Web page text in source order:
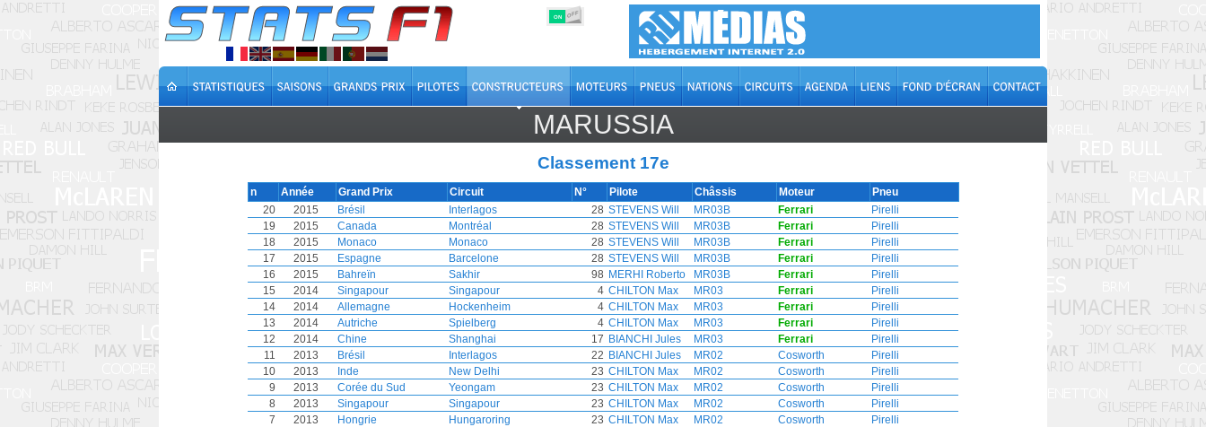
ON OFF
MARUSSIA
Classement 17e
n Année Grand Prix Circuit N° Pilote Châssis Moteur
Pneu
20
2015 Brésil Interlagos 28 STEVENS Will MR03B Ferrari
Pirelli
19
2015 Canada Montréal 28 STEVENS Will MR03B Ferrari
Pirelli
18
2015 Monaco Monaco 28 STEVENS Will MR03B Ferrari
Pirelli
17
2015 Espagne Barcelone 28 STEVENS Will MR03B Ferrari
Pirelli
16
2015 Bahreïn Sakhir 98 MERHI Roberto MR03B Ferrari
Pirelli
15
2014 Singapour Singapour 4 CHILTON Max MR03 Ferrari
Pirelli
14
2014 Allemagne Hockenheim 4 CHILTON Max MR03 Ferrari
Pirelli
13
2014 Autriche Spielberg 4 CHILTON Max MR03 Ferrari
Pirelli
12
2014 Chine Shanghai 17 BIANCHI Jules MR03 Ferrari
Pirelli
11
2013 Brésil Interlagos 22 BIANCHI Jules MR02 Cosworth
Pirelli
10
2013 Inde New Delhi 23 CHILTON Max MR02 Cosworth
Pirelli
9
2013 Corée du Sud Yeongam 23 CHILTON Max MR02 Cosworth
Pirelli
8
2013 Singapour Singapour 23 CHILTON Max MR02 Cosworth
Pirelli
7
2013 Hongrie Hungaroring 23 CHILTON Max MR02 Cosworth
Pirelli